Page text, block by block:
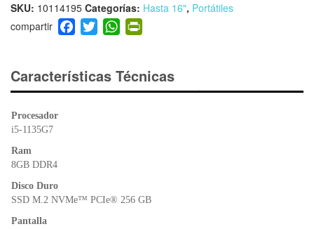
SKU: 10114195 Categorías: Hasta 16", Portátiles
F
a
e
b
T
wi
er
W
h
s
A
ri
e
Características Técnicas
Procesador
i5-1135G7
Ram
8GB DDR4
Disco Duro
SSD M.2 NVMe™ PCIe® 256 GB
Pantalla